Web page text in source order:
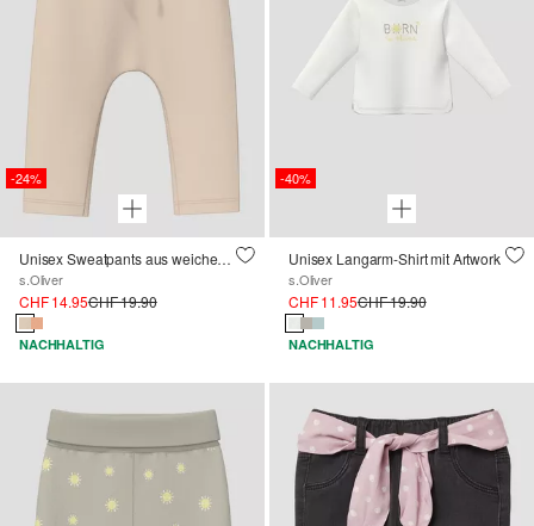
-24%
Unisex Sweatpants aus weichem Baumwollmix mit Elastikbund
s.Oliver
CHF 14.95CHF 19.90
NACHHALTIG
-40%
Unisex Langarm-Shirt mit Artwork
s.Oliver
CHF 11.95CHF 19.90
NACHHALTIG